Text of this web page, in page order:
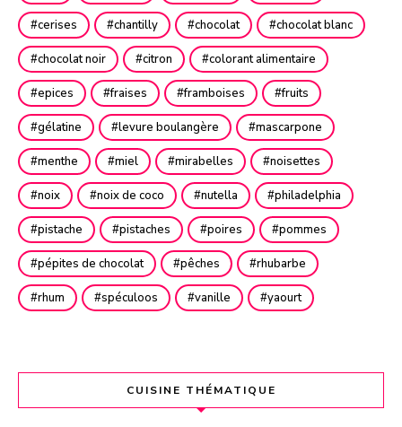
cerises chantilly chocolat chocolat blanc
chocolat noir citron colorant alimentaire
epices fraises framboises fruits
gélatine levure boulangère mascarpone
menthe miel mirabelles noisettes
noix noix de coco nutella philadelphia
pistache pistaches poires pommes
pépites de chocolat pêches rhubarbe
rhum spéculoos vanille yaourt
CUISINE THÉMATIQUE